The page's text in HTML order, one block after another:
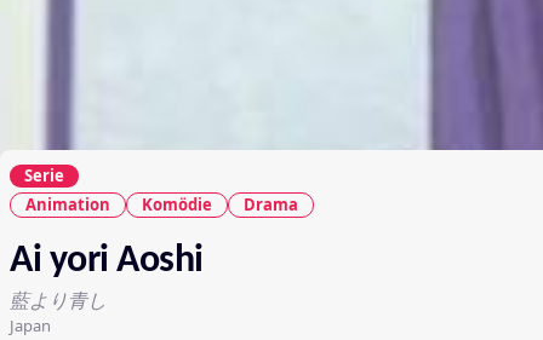
Serie
Animation
Komödie Drama
Ai yori Aoshi
藍より青し
Japan